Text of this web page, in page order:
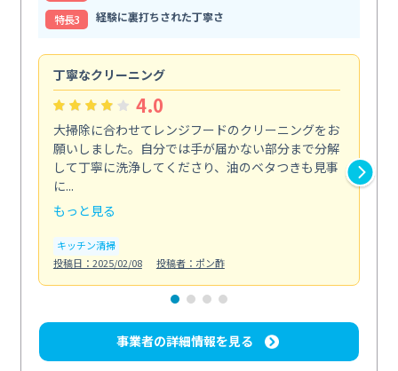
特⻑3
経験に裏打ちされた丁寧さ
丁寧なクリーニング
4.0
大掃除に合わせてレンジフードのクリーニングをお
願いしました。自分では手が届かない部分まで分解
して丁寧に洗浄してくださり、油のベタつきも見事
に...
もっと見る
キッチン清掃
投稿日：2025/02/08
投稿者：ポン酢
事業者の詳細情報を見る